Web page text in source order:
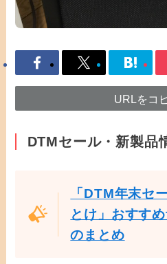
URLをコ
DTMセール・新製品
「DTM年末セ
とけ」おすす
のまとめ